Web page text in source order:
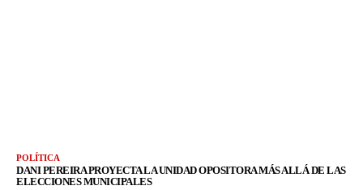
POLÍTICA
DANI PEREIRA PROYECTA LA UNIDAD OPOSITORA MÁS ALLÁ DE LAS
ELECCIONES MUNICIPALES